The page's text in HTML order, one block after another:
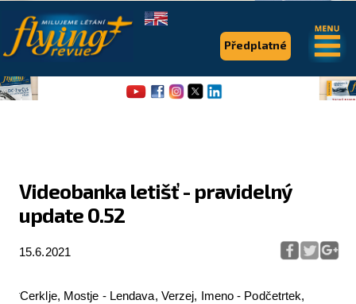
Videobanka letišť - pravidelný
update 0.52
15.6.2021
Cerklje, Mostje - Lendava, Verzej, Imeno - Podčetrtek,
Předplatné
.